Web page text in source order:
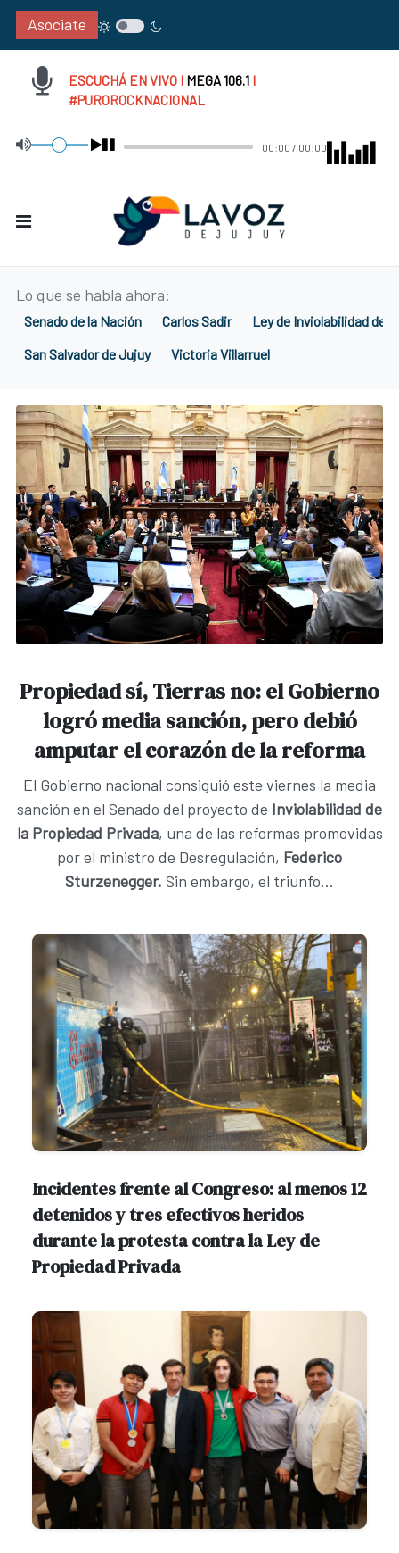
Asociate
ESCUCHÁ EN VIVO I MEGA 106.1 I
#PUROROCKNACIONAL
00:00 / 00:00
Lo que se habla ahora:
Senado de la Nación Carlos Sadir
Ley de Inviolabilidad de
San Salvador de Jujuy
Victoria Villarruel
Propiedad sí, Tierras no: el Gobierno
logró media sanción, pero debió
amputar el corazón de la reforma
El Gobierno nacional consiguió este viernes la media
sanción en el Senado del proyecto de Inviolabilidad de
la Propiedad Privada, una de las reformas promovidas
por el ministro de Desregulación, Federico
Sturzenegger. Sin embargo, el triunfo...
Incidentes frente al Congreso: al menos 12
detenidos y tres efectivos heridos
durante la protesta contra la Ley de
Propiedad Privada